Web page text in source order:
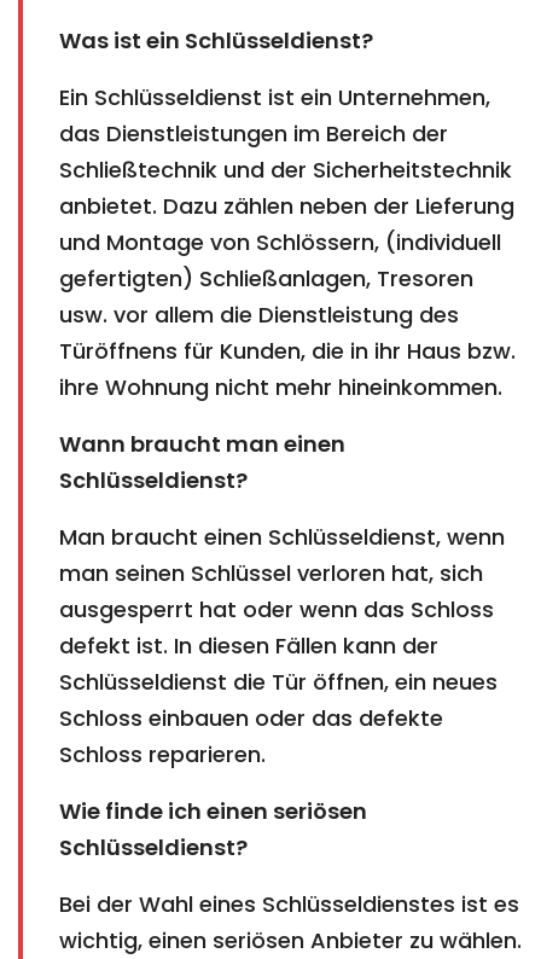
Was ist ein Schlüsseldienst?
Ein Schlüsseldienst ist ein Unternehmen,
das Dienstleistungen im Bereich der
Schließtechnik und der Sicherheitstechnik
anbietet. Dazu zählen neben der Lieferung
und Montage von Schlössern, (individuell
gefertigten) Schließanlagen, Tresoren
usw. vor allem die Dienstleistung des
Türöffnens für Kunden, die in ihr Haus bzw.
ihre Wohnung nicht mehr hineinkommen.
Wann braucht man einen
Schlüsseldienst?
Man braucht einen Schlüsseldienst, wenn
man seinen Schlüssel verloren hat, sich
ausgesperrt hat oder wenn das Schloss
defekt ist. In diesen Fällen kann der
Schlüsseldienst die Tür öffnen, ein neues
Schloss einbauen oder das defekte
Schloss reparieren.
Wie finde ich einen seriösen
Schlüsseldienst?
Bei der Wahl eines Schlüsseldienstes ist es
wichtig, einen seriösen Anbieter zu wählen.